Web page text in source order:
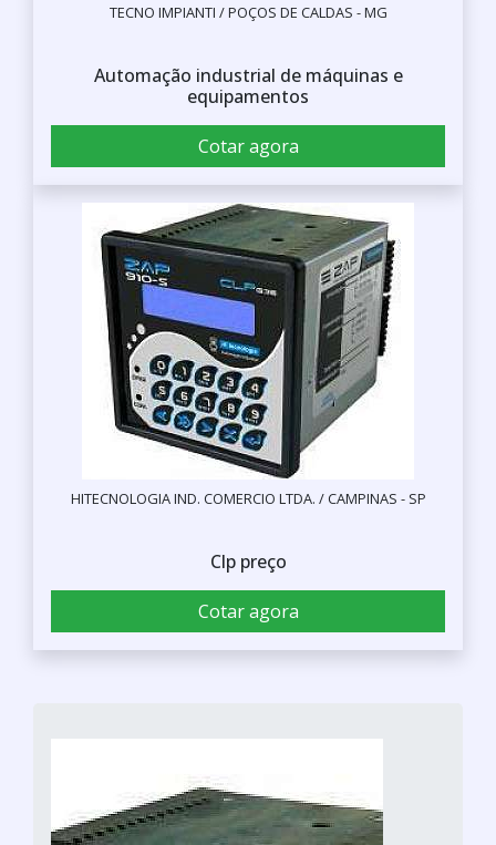
TECNO IMPIANTI / POÇOS DE CALDAS - MG
Automação industrial de máquinas e
equipamentos
Cotar agora
HITECNOLOGIA IND. COMERCIO LTDA. / CAMPINAS - SP
Clp preço
Cotar agora